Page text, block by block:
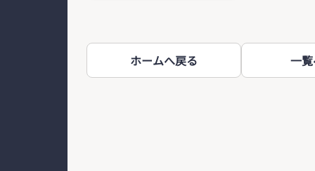
ホームへ戻る 一